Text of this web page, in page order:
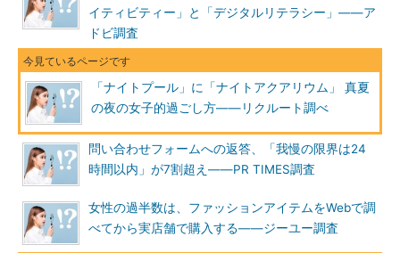
イティビティー」と「デジタルリテラシー」――ア
ドビ調査
「ナイトプール」に「ナイトアクアリウム」 真夏
の夜の女子的過ごし方――リクルート調べ
問い合わせフォームへの返答、「我慢の限界は24
時間以内」が7割超え――PR TIMES調査
女性の過半数は、ファッションアイテムをWebで調
べてから実店舗で購入する――ジーユー調査